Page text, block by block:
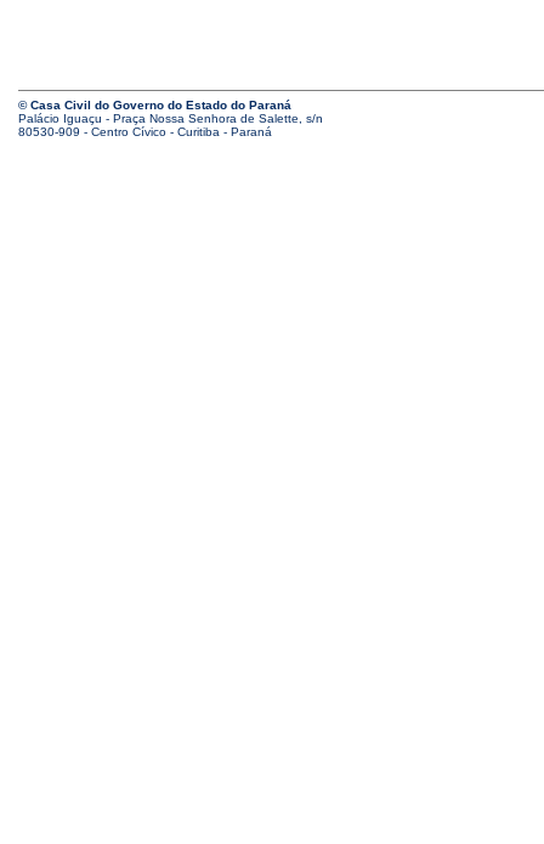
© Casa Civil do Governo do Estado do Paraná
Palácio Iguaçu - Praça Nossa Senhora de Salette, s/n
80530-909 - Centro Cívico - Curitiba - Paraná